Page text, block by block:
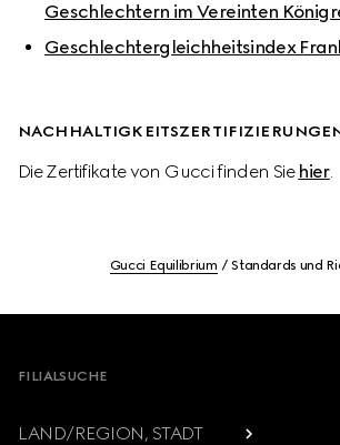
Geschlechtern im Vereinten
Geschlechtergleichheitsindex
Die Zertifikate von Gucci finden Sie hier.
Gucci Equilibrium Standards und
FILIALSUCHE
LAND/REGION, STADT